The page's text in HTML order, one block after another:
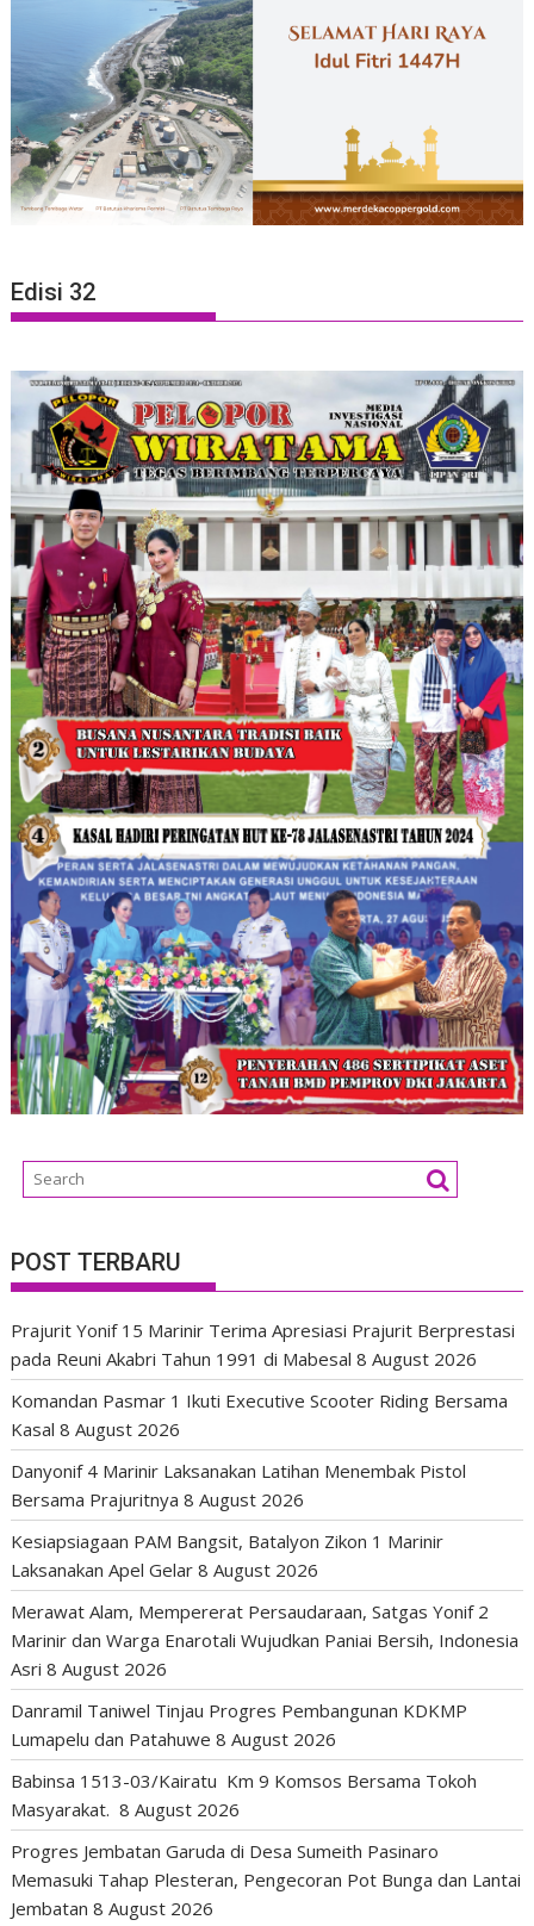
Edisi 32
POST TERBARU
Prajurit Yonif 15 Marinir Terima Apresiasi Prajurit Berprestasi
pada Reuni Akabri Tahun 1991 di Mabesal 8 August 2026
Komandan Pasmar 1 Ikuti Executive Scooter Riding Bersama
Kasal 8 August 2026
Danyonif 4 Marinir Laksanakan Latihan Menembak Pistol
Bersama Prajuritnya 8 August 2026
Kesiapsiagaan PAM Bangsit, Batalyon Zikon 1 Marinir
Laksanakan Apel Gelar 8 August 2026
Merawat Alam, Mempererat Persaudaraan, Satgas Yonif 2
Marinir dan Warga Enarotali Wujudkan Paniai Bersih, Indonesia
Asri 8 August 2026
Danramil Taniwel Tinjau Progres Pembangunan KDKMP
Lumapelu dan Patahuwe 8 August 2026
Babinsa 1513-03/Kairatu Km 9 Komsos Bersama Tokoh
Masyarakat. 8 August 2026
Progres Jembatan Garuda di Desa Sumeith Pasinaro
Memasuki Tahap Plesteran, Pengecoran Pot Bunga dan Lantai
Jembatan 8 August 2026